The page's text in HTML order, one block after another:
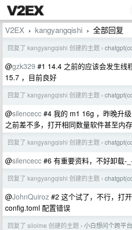
V2EX › kangyangqishi › 全部回复
回复了 kangyangqishi 创建的主题 ›
@gzk329 #1 14.4 之前的应该会发生线
15.7 ，目前良好
回复了 kangyangqishi 创建的主题 ›
@silencecc #4 我的 m1 16g ，昨晚升
之前差不多，打开相同数量软件甚至内
回复了 kangyangqishi 创建的主题 ›
@silencecc #6 有重要资料，不好卸载-
回复了 kangyangqishi 创建的主题 ›
@JohnQuiroz #2 这个试了，不行，打
config.toml 配置错误
回复了 silolme 创建的主题 › 小白想问个跨平